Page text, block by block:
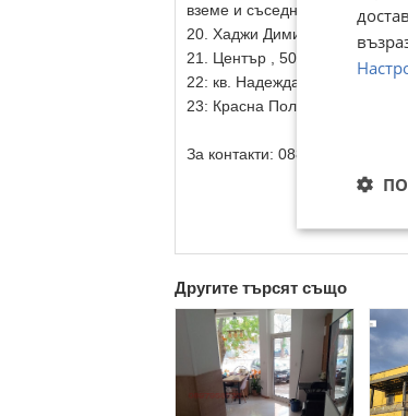
вземе и съседният с/у
20. Хаджи Димитър 470 м2,
21. Център , 500 м2 , Зона Ц2,
22: кв. Надежда 2, 810 м2 РЗП,
23: Красна Поляна УПИ, ПУП,
За контакти: 0884611518
Другите търсят също